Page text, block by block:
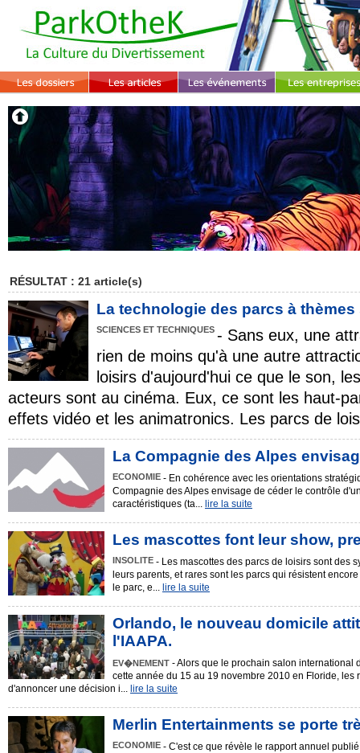
RÉSULTAT : 21 article(s)
La technologie des parcs à thèmes
SCIENCES ET TECHNIQUES - Sans eux, une
rien de moins qu'à une autre
loisirs d'aujourd'hui ce que le son,
acteurs sont au cinéma. Eux, ce sont les haut-
effets vidéo et les animatronics. Les parcs de
La Compagnie des Alpes
ECONOMIE - En cohérence avec les orientations
Compagnie des Alpes envisage de céder le contrôle
caractéristiques (ta... lire la suite
Les mascottes font leur show,
INSOLITE - Les mascottes des parcs de loisirs sont des
leurs parents, et rares sont les parcs qui résistent
le parc, e... lire la suite
Orlando, le nouveau domicile
l'IAAPA.
EV�NEMENT - Alors que le prochain salon international
cette année du 15 au 19 novembre 2010 en Floride, les
d'annoncer une décision i... lire la suite
Merlin Entertainments se porte
ECONOMIE - C'est ce que révèle le rapport annuel